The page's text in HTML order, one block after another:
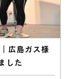
広島ガス様
した